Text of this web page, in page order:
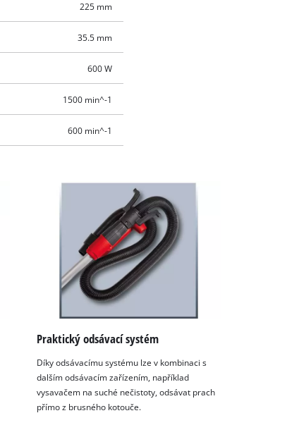
225 mm
35.5 mm
600 W
1500 min^-1
600 min^-1
Praktický odsávací systém
Díky odsávacímu systému lze v kombinaci s
dalším odsávacím zařízením, například
vysavačem na suché nečistoty, odsávat prach
přímo z brusného kotouče.